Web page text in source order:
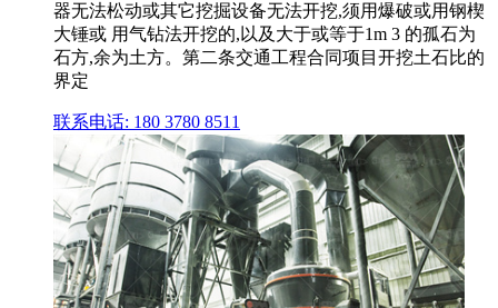
器无法松动或其它挖掘设备无法开挖,须用爆破或用钢楔
大锤或 用气钻法开挖的,以及大于或等于1m 3 的孤石为
石方,余为土方。第二条交通工程合同项目开挖土石比的
界定
联系电话: 180 3780 8511